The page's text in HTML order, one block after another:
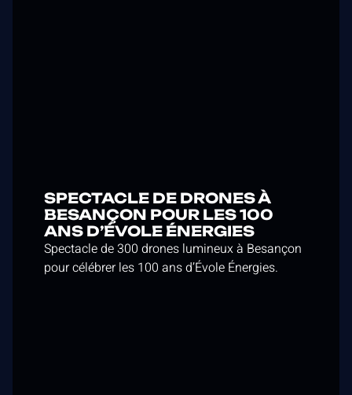
SPECTACLE DE DRONES À
BESANÇON POUR LES 100
ANS D’ÉVOLE ÉNERGIES
Spectacle de 300 drones lumineux à Besançon
pour célébrer les 100 ans d’Évole Énergies.